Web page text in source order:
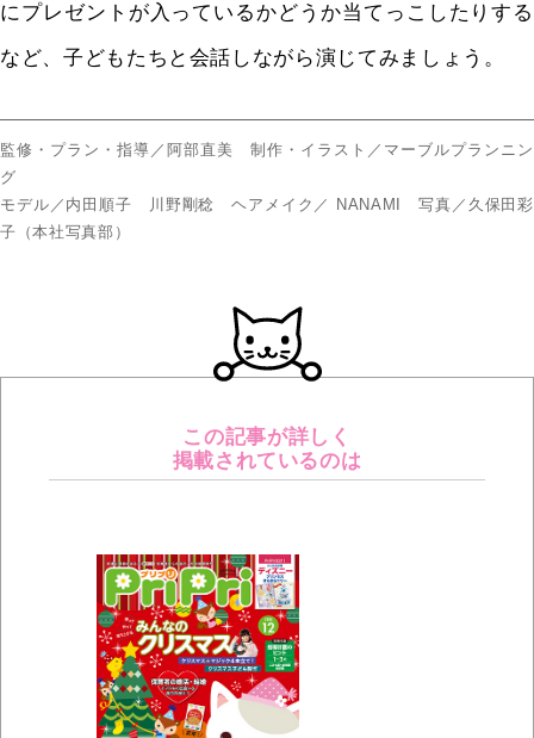
にプレゼントが入っているかどうか当てっこしたりする
など、子どもたちと会話しながら演じてみましょう。
監修・プラン・指導／阿部直美 制作・イラスト／マーブルプランニン
グ
モデル／内田順子 川野剛稔 ヘアメイク／ NANAMI 写真／久保田彩
子（本社写真部）
この記事が詳しく
掲載されているのは